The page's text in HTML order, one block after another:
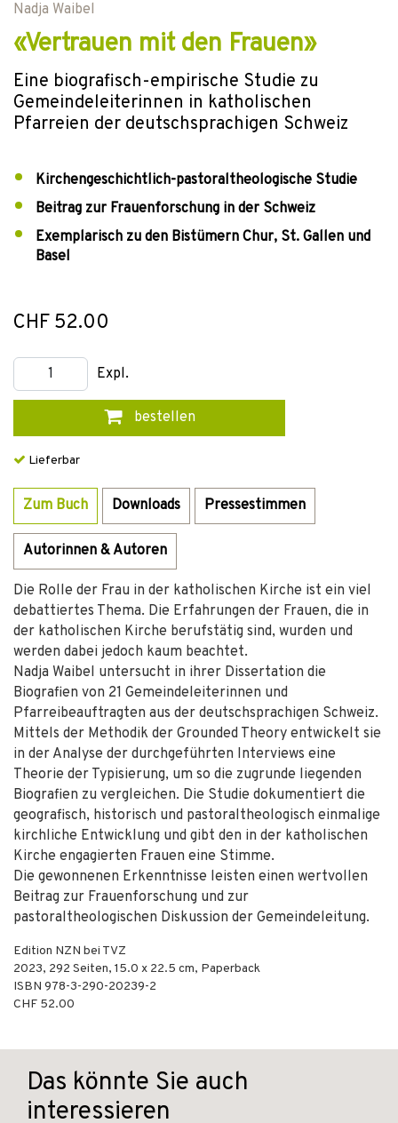
Nadja Waibel
«Vertrauen mit den Frauen»
Eine biografisch-empirische Studie zu
Gemeindeleiterinnen in katholischen
Pfarreien der deutschsprachigen Schweiz
Kirchengeschichtlich-pastoraltheologische Studie
Beitrag zur Frauenforschung in der Schweiz
Exemplarisch zu den Bistümern Chur, St. Gallen und
Basel
CHF 52.00
Expl.
bestellen
Lieferbar
Zum Buch Downloads Pressestimmen
Autorinnen & Autoren
Die Rolle der Frau in der katholischen Kirche ist ein viel
debattiertes Thema. Die Erfahrungen der Frauen, die in
der katholischen Kirche berufstätig sind, wurden und
werden dabei jedoch kaum beachtet.
Nadja Waibel untersucht in ihrer Dissertation die
Biografien von 21 Gemeindeleiterinnen und
Pfarreibeauftragten aus der deutschsprachigen Schweiz.
Mittels der Methodik der Grounded Theory entwickelt sie
in der Analyse der durchgeführten Interviews eine
Theorie der Typisierung, um so die zugrunde liegenden
Biografien zu vergleichen. Die Studie dokumentiert die
geografisch, historisch und pastoraltheologisch einmalige
kirchliche Entwicklung und gibt den in der katholischen
Kirche engagierten Frauen eine Stimme.
Die gewonnenen Erkenntnisse leisten einen wertvollen
Beitrag zur Frauenforschung und zur
pastoraltheologischen Diskussion der Gemeindeleitung.
Edition NZN bei TVZ
2023, 292 Seiten, 15.0 x 22.5 cm, Paperback
ISBN 978-3-290-20239-2
CHF 52.00
Das könnte Sie auch
interessieren